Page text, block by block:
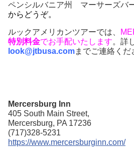
ペンシルバニア州 マーサーズバ
からどうぞ。
ルックアメリカンツアーでは、
特別料金でお手配いたします。詳
look@jtbusa.comまでご連絡くだ
Mercersburg Inn
405 South Main Street,
Mercersburg, PA 17236
(717)328-5231
https://www.mercersburginn.com/